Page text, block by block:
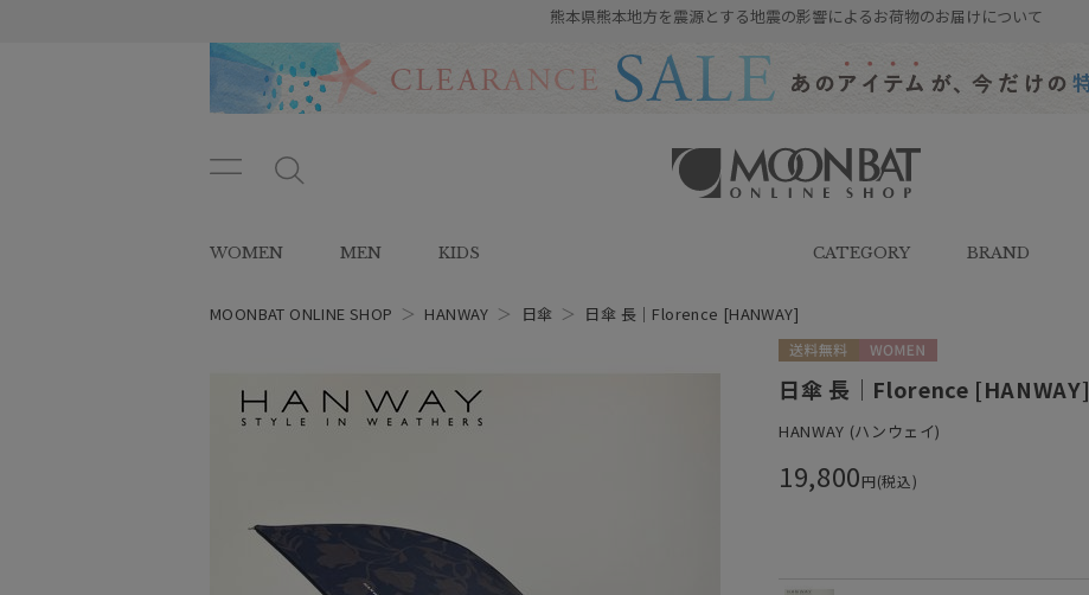
熊本県熊本地方を震源とする地震の影響によるお荷物のお届けについて
ン
ュ
ー
タ
SHOP（ムーンバットオンラインシ
WOMEN MEN KIDS CATEGORY BRAND
MOONBAT ONLINE SHOP ＞ HANWAY ＞ 日傘 ＞ 日傘 長｜Florence [HANWAY]
日傘 長｜Florence [HANWAY]
HANWAY (ハンウェイ)
19,800円(税込)